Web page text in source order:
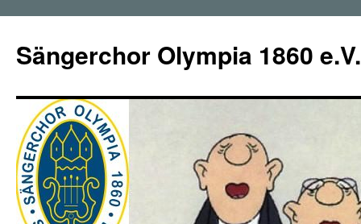
springen
Sängerchor Olympia 1860